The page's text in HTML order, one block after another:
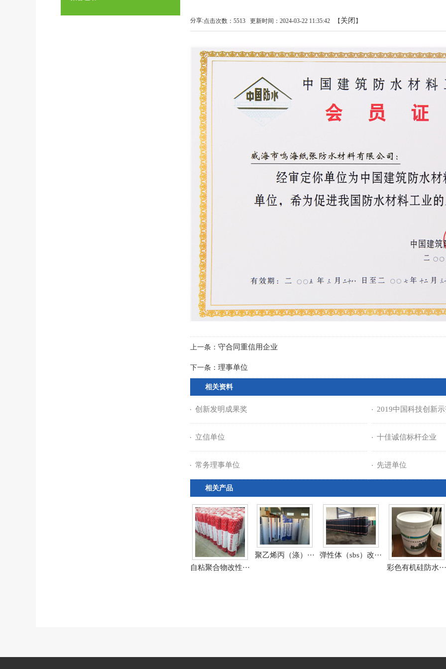
点击次数： 5513 更新时间：2024-03-22 11:35:42 【 关闭 】
分享:
上一条： 守合同重信用企业
下一条： 理事单位
相关资料
创新发明成果奖 2019中国科技创新
立信单位 十佳诚信标杆企业
常务理事单位 先进单位
相关产品
自粘聚合物改性···
聚乙烯丙（涤）···
弹性体（sbs）改···
彩色有机硅防水···